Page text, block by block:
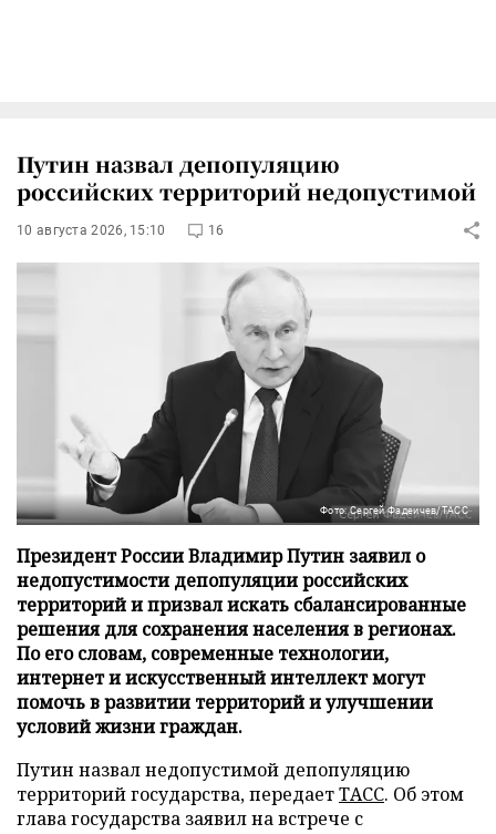
Путин назвал депопуляцию
российских территорий недопустимой
10 августа 2026, 15:10 16
Фото: Сергей Фадеичев/ТАСС
Президент России Владимир Путин заявил о
недопустимости депопуляции российских
территорий и призвал искать сбалансированные
решения для сохранения населения в регионах.
По его словам, современные технологии,
интернет и искусственный интеллект могут
помочь в развитии территорий и улучшении
условий жизни граждан.
Путин назвал недопустимой депопуляцию
территорий государства, передаетТАСС. Об этом
глава государства заявил на встрече с